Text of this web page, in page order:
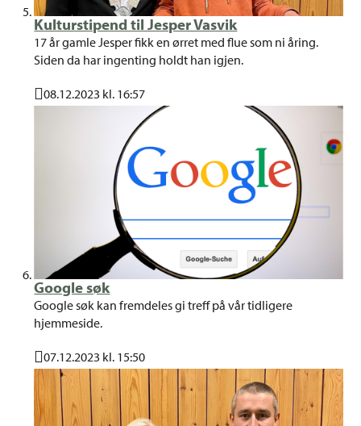
Kulturstipend til Jesper Vasvik
17 år gamle Jesper fikk en ørret med flue som ni åring.
Siden da har ingenting holdt han igjen.
Publisert
08.12.2023 kl. 16:57
Google søk
Google søk kan fremdeles gi treff på vår tidligere
hjemmeside.
Publisert
07.12.2023 kl. 15:50